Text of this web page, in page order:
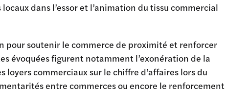
dans l’essor et l’animation du tissu commercial
pour soutenir le commerce de proximité et renforcer
évoquées figurent notamment l’exonération de la
commerciaux sur le chiffre d’affaires lors du
entre commerces ou encore le renforcement